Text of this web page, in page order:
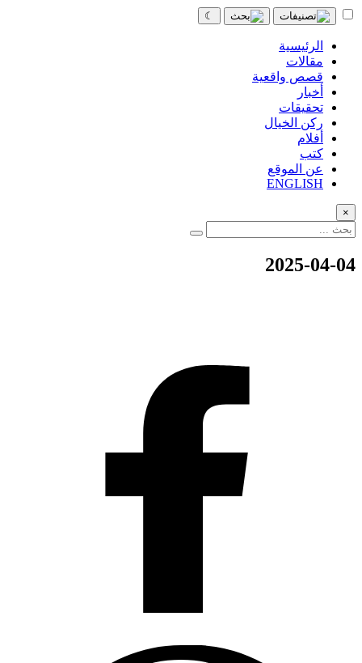
☾
الرئيسية
مقالات
قصص واقعية
أخبار
تحقيقات
ركن الخيال
أفلام
كتب
عن الموقع
ENGLISH
×
2025-04-04